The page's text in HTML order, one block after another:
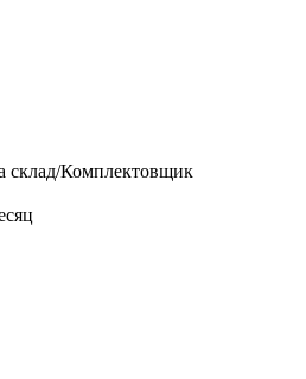
склад/Комплектовщик